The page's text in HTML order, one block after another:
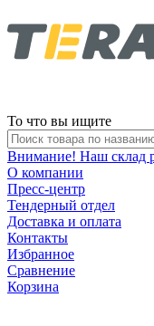
То что вы ищите
Внимание! Наш склад
О компании
Пресс-центр
Тендерный отдел
Доставка и оплата
Контакты
Избранное
Сравнение
Корзина